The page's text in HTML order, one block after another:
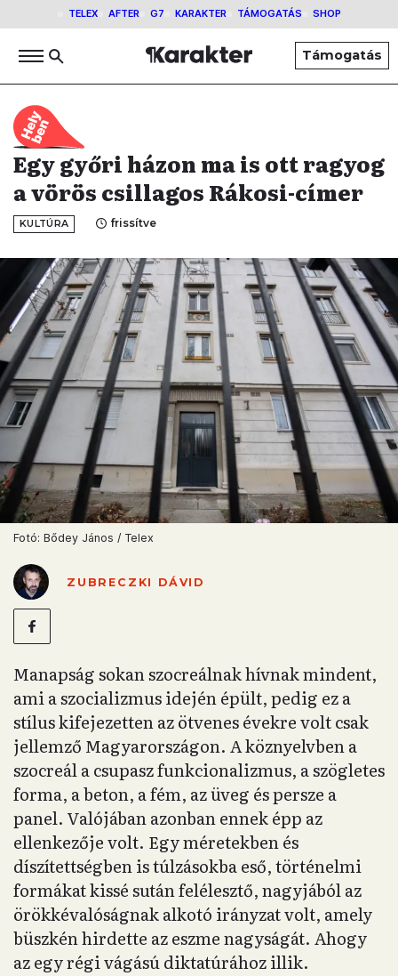
TELEX AFTER G7 KARAKTER TÁMOGATÁS SHOP
Támogatás
Egy győri házon ma is ott ragyog
a vörös csillagos Rákosi-címer
KULTÚRA frissítve
Fotó: Bődey János / Telex
ZUBRECZKI DÁVID
Manapság sokan szocreálnak hívnak mindent,
ami a szocializmus idején épült, pedig ez a
stílus kifejezetten az ötvenes évekre volt csak
jellemző Magyarországon. A köznyelvben a
szocreál a csupasz funkcionalizmus, a szögletes
forma, a beton, a fém, az üveg és persze a
panel. Valójában azonban ennek épp az
ellenkezője volt. Egy méretekben és
díszítettségben is túlzásokba eső, történelmi
formákat kissé sután felélesztő, nagyjából az
örökkévalóságnak alkotó irányzat volt, amely
büszkén hirdette az eszme nagyságát. Ahogy
az egy régi vágású diktatúrához illik.